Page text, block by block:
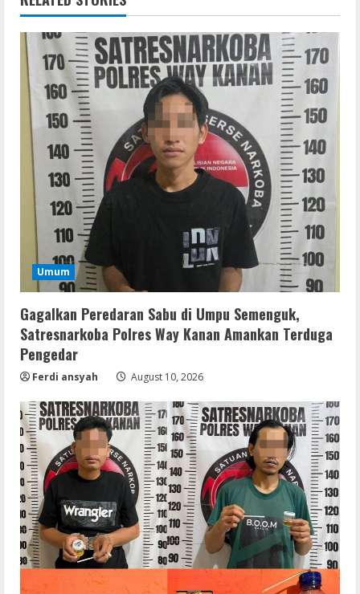
Umum
Gagalkan Peredaran Sabu di Umpu Semenguk,
Satresnarkoba Polres Way Kanan Amankan Terduga
Pengedar
Ferdi ansyah August 10, 2026